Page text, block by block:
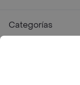
Categorías